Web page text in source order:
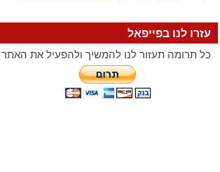
עזרו לנו בפייפאל
כל תרומה תעזור לנו להמשיך ולהפעיל את האתר